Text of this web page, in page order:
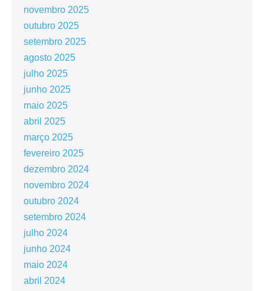
novembro 2025
outubro 2025
setembro 2025
agosto 2025
julho 2025
junho 2025
maio 2025
abril 2025
março 2025
fevereiro 2025
dezembro 2024
novembro 2024
outubro 2024
setembro 2024
julho 2024
junho 2024
maio 2024
abril 2024